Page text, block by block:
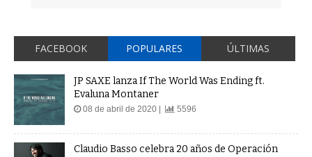
FACEBOOK POPULARES ÚLTIMAS
JP SAXE lanza If The World Was Ending ft.
Evaluna Montaner
08 de abril de 2020 | 5596
Claudio Basso celebra 20 años de Operación